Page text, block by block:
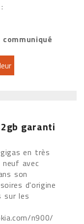
communiqué
garanti
en très
avec
son
d'origine
sur les
n900/